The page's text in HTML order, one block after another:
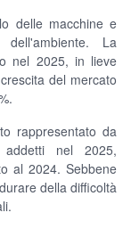
delle macchine e
La
nel 2025, in lieve
del mercato
rappresentato da
nel 2025,
al 2024. Sebbene
della difficoltà